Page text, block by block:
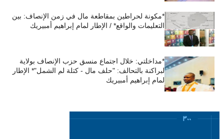
*مكونة لحراطين بمقاطعة مال في زمن الإنصاف: بين
التعليمات والواقع* / الإطار لمام إبراهيم أمبيريك
*مداخلتي: خلال اجتماع منسق حزب الإنصاف بولاية
لبراكنة بالتحالف: "حلف مال - كتلة لم الشمل"* الإطار
لمام إبراهيم أمبيريك